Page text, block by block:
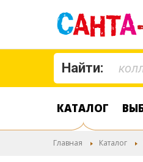
Найти:
КАТАЛОГ
Главная Каталог